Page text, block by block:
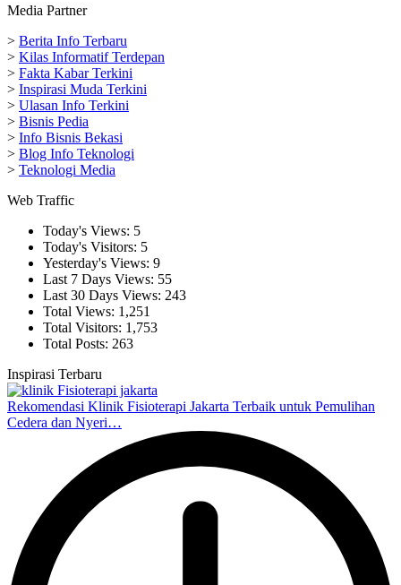
Media Partner
> Berita Info Terbaru
> Kilas Informatif Terdepan
> Fakta Kabar Terkini
> Inspirasi Muda Terkini
> Ulasan Info Terkini
> Bisnis Pedia
> Info Bisnis Bekasi
> Blog Info Teknologi
> Teknologi Media
Web Traffic
Today's Views: 5
Today's Visitors: 5
Yesterday's Views: 9
Last 7 Days Views: 55
Last 30 Days Views: 243
Total Views: 1,251
Total Visitors: 1,753
Total Posts: 263
Inspirasi Terbaru
Rekomendasi Klinik Fisioterapi Jakarta Terbaik untuk Pemulihan
Cedera dan Nyeri…